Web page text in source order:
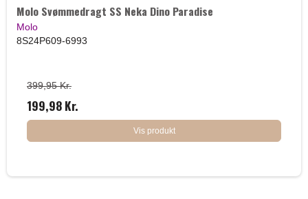
Molo Svømmedragt SS Neka Dino Paradise
Molo
8S24P609-6993
399,95 Kr.
199,98 Kr.
Vis produkt